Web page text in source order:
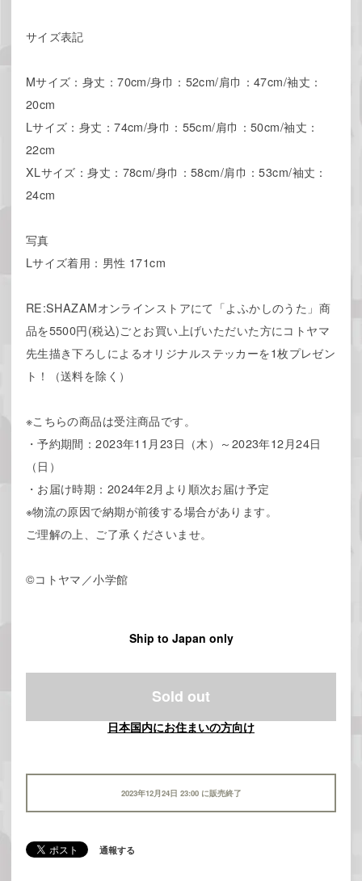
サイズ表記
Mサイズ：身丈：70cm/身巾：52cm/肩巾：47cm/袖丈：
20cm
Lサイズ：身丈：74cm/身巾：55cm/肩巾：50cm/袖丈：
22cm
XLサイズ：身丈：78cm/身巾：58cm/肩巾：53cm/袖丈：
24cm
写真
Lサイズ着用：男性 171cm
RE:SHAZAMオンラインストアにて「よふかしのうた」商
品を5500円(税込)ごとお買い上げいただいた方にコトヤマ
先生描き下ろしによるオリジナルステッカーを1枚プレゼン
ト！（送料を除く）
※こちらの商品は受注商品です。
・予約期間：2023年11月23日（木）～2023年12月24日
（日）
・お届け時期：2024年2月より順次お届け予定
※物流の原因で納期が前後する場合があります。
ご理解の上、ご了承くださいませ。
©コトヤマ／小学館
Ship to Japan only
Sold out
日本国内にお住まいの方向け
2023年12月24日 23:00 に販売終了
通報する